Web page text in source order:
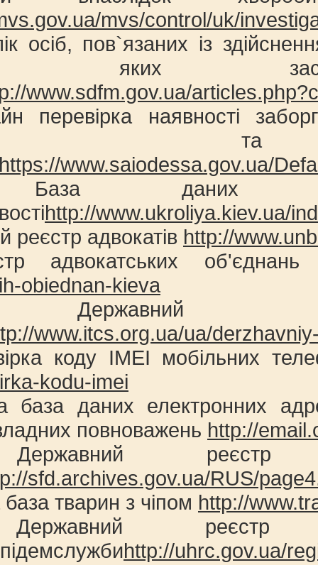
mvs/control/uk/
осіб, пов`язаних із
яких
www.sdfm.gov.ua/
перевірка наявності
та
www.saiodessa.gov.ua/
даних
http://www.ukroliya.kiev.ua/
реєстр адвокатів http://
адвокатських
obiednan-kieva
www.itcs.org.ua/ua/
коду IMEI мобільних
kodu-imei
база даних електронних
повноважень http://
реєстр
sfd.archives.gov.ua/RUS/
тварин з чіпом http://
реєстр
http://uhrc.gov.ua/